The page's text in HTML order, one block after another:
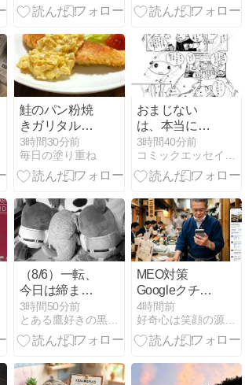
ャラ：カーミ
ってみた！
【モンスト公
式】
鮭のパン粉焼
きガリタルタ
ル
3時間30分前
毎日の塗り重ね
おまじない
は、本当に効
果があるんで
すぅ！ (341)
3時間40分前
コミックエッセイ365
（8/6）一転、
今日は締まっ
た試合でした
が。
3時間50分前
とある鷹好きの黒猫のウィズログ
MEO対策
Googleクチコ
ミ集客の教科
書 ビジネス書
4時間前
好奇心は笑顔の源！話題のアイテムと時事ネタ日記